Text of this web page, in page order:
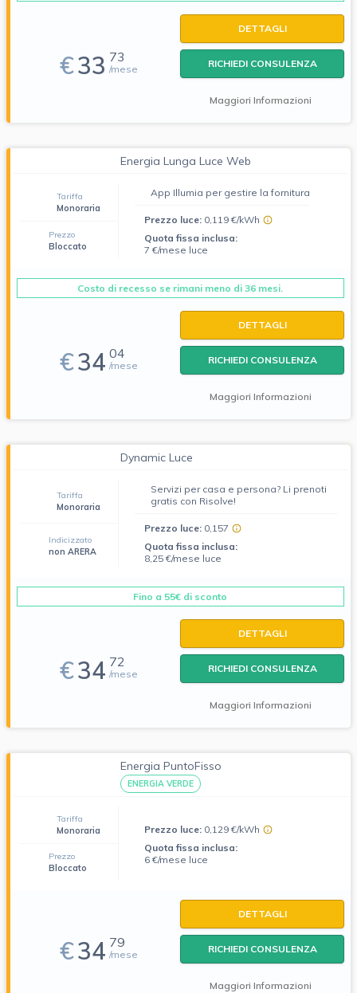
€33 73
/mese
DETTAGLI
RICHIEDI CONSULENZA
Maggiori Informazioni
Energia Lunga Luce Web
Tariffa
Monoraria
Prezzo
Bloccato
App Illumia per gestire la fornitura
Prezzo luce: 0,119 €/kWh
Quota fissa inclusa:
7 €/mese luce
Costo di recesso se rimani meno di 36 mesi.
€34 04
/mese
DETTAGLI
RICHIEDI CONSULENZA
Maggiori Informazioni
Dynamic Luce
Tariffa
Monoraria
Indicizzato
non ARERA
Servizi per casa e persona? Li prenoti
gratis con Risolve!
Prezzo luce: 0,157
Quota fissa inclusa:
8,25 €/mese luce
Fino a 55€ di sconto
€34 72
/mese
DETTAGLI
RICHIEDI CONSULENZA
Maggiori Informazioni
Energia PuntoFisso
ENERGIA VERDE
Tariffa
Monoraria
Prezzo
Bloccato
Prezzo luce: 0,129 €/kWh
Quota fissa inclusa:
6 €/mese luce
€34 79
/mese
DETTAGLI
RICHIEDI CONSULENZA
Maggiori Informazioni